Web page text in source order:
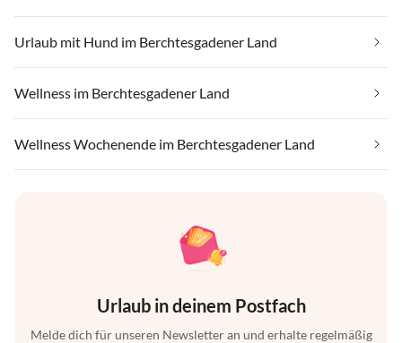
Urlaub mit Hund im Berchtesgadener Land
Wellness im Berchtesgadener Land
Wellness Wochenende im Berchtesgadener Land
Urlaub in deinem Postfach
Melde dich für unseren Newsletter an und erhalte regelmäßig